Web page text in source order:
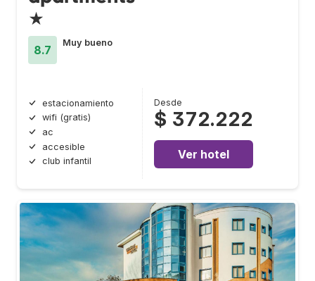
★
8.7
Muy bueno
estacionamiento
wifi (gratis)
ac
accesible
club infantil
Desde
$ 372.222
Ver hotel